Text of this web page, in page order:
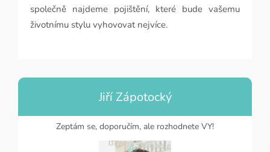
společně najdeme pojištění, které bude vašemu
životnímu stylu vyhovovat nejvíce.
Jiří Zápotocký
Zeptám se, doporučím, ale rozhodnete VY!